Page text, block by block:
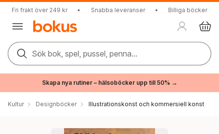
Fri frakt över 249 kr • Snabba leveranser • Billiga böcker
Sök bok, spel, pussel, penna...
Skapa nya rutiner – hälsoböcker upp till 50% →
Kultur Designböcker Illustrationskonst och kommersiell konst